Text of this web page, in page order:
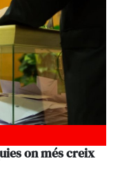
on més creix